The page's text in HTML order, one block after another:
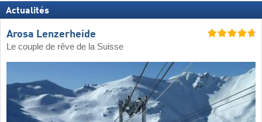
Actualités
Arosa Lenzerheide
Le couple de rêve de la Suisse